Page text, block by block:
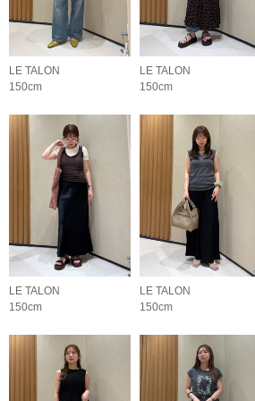
LE TALON
150cm
LE TALON
150cm
LE TALON
150cm
LE TALON
150cm